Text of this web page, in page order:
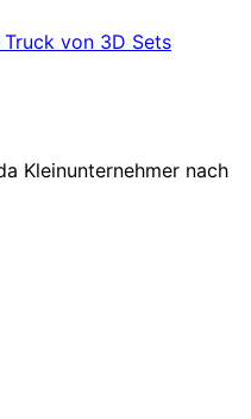
von 3D Sets
Kleinunternehmer nach